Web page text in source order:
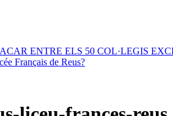
ENTRE ELS 50 COL·LEGIS
Français de Reus?